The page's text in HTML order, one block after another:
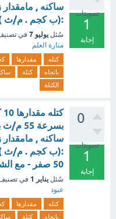
تصويتات
1
إجابة
:(ب كجم . م/ث )
سُئل يوليو 7 في
منارة العلم
كتله مقدارها
باتجاه
كتلة
الكتلة
0
تصويتات
1
إجابة
50 صفر - مع الشرح
سُئل يناير 1 في
عبود
كتله مقدارها
باتجاه
كتلة